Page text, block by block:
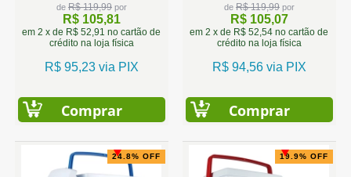
de R$ 119,99por
R$ 105,81
em 2 x de R$ 52,91 no cartão de
crédito na loja física
R$ 95,23 via PIX
Comprar
de R$ 119,99por
R$ 105,07
em 2 x de R$ 52,54 no cartão de
crédito na loja física
R$ 94,56 via PIX
Comprar
24.8% OFF 19.9% OFF